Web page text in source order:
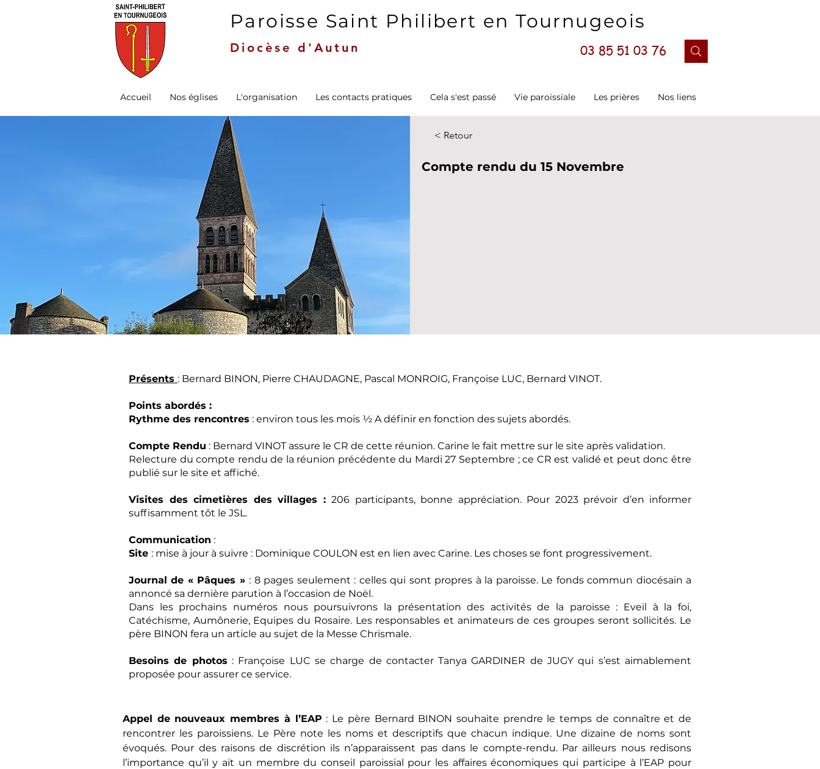
Paroisse Saint Philibert en Tournugeois
Diocèse d'Autun 03 85 51 03 76
Accueil Nos églises L'organisation Les contacts pratiques Cela s'est passé Vie paroissiale Les prières Nos liens
< Retour
Compte rendu du 15 Novembre
Présents : Bernard BINON, Pierre CHAUDAGNE, Pascal MONROIG, Françoise LUC, Bernard VINOT.
Points abordés :
Rythme des rencontres : environ tous les mois ½ A définir en fonction des sujets abordés.
Compte Rendu : Bernard VINOT assure le CR de cette réunion. Carine le fait mettre sur le site après validation.
Relecture du compte rendu de la réunion précédente du Mardi 27 Septembre ; ce CR est validé et peut donc être
publié sur le site et affiché.
Visites des cimetières des villages : 206 participants, bonne appréciation. Pour 2023 prévoir d’en informer
suffisamment tôt le JSL.
Communication :
Site : mise à jour à suivre : Dominique COULON est en lien avec Carine. Les choses se font progressivement.
Journal de « Pâques » : 8 pages seulement : celles qui sont propres à la paroisse. Le fonds commun diocésain a
annoncé sa dernière parution à l’occasion de Noël.
Dans les prochains numéros nous poursuivrons la présentation des activités de la paroisse : Eveil à la foi,
Catéchisme, Aumônerie, Equipes du Rosaire. Les responsables et animateurs de ces groupes seront sollicités. Le
père BINON fera un article au sujet de la Messe Chrismale.
Besoins de photos : Françoise LUC se charge de contacter Tanya GARDINER de JUGY qui s’est aimablement
proposée pour assurer ce service.
Appel de nouveaux membres à l’EAP : Le père Bernard BINON souhaite prendre le temps de connaître et de
rencontrer les paroissiens. Le Père note les noms et descriptifs que chacun indique. Une dizaine de noms sont
évoqués. Pour des raisons de discrétion ils n’apparaissent pas dans le compte-rendu. Par ailleurs nous redisons
l’importance qu’il y ait un membre du conseil paroissial pour les affaires économiques qui participe à l’EAP pour